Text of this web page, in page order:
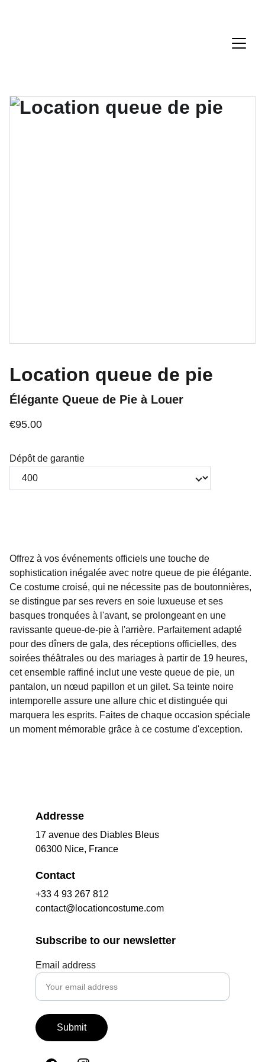
Location queue de pie
Élégante Queue de Pie à Louer
€95.00
Dépôt de garantie
Offrez à vos événements officiels une touche de
sophistication inégalée avec notre queue de pie élégante.
Ce costume croisé, qui ne nécessite pas de boutonnières,
se distingue par ses revers en soie luxueuse et ses
basques tronquées à l'avant, se prolongeant en une
ravissante queue-de-pie à l'arrière. Parfaitement adapté
pour des dîners de gala, des réceptions officielles, des
soirées théâtrales ou des mariages à partir de 19 heures,
cet ensemble raffiné inclut une veste queue de pie, un
pantalon, un nœud papillon et un gilet. Sa teinte noire
intemporelle assure une allure chic et distinguée qui
marquera les esprits. Faites de chaque occasion spéciale
un moment mémorable grâce à ce costume d'exception.
Addresse
17 avenue des Diables Bleus
06300 Nice, France
Contact
+33 4 93 267 812
contact@locationcostume.com
Subscribe to our newsletter
Email address
Submit